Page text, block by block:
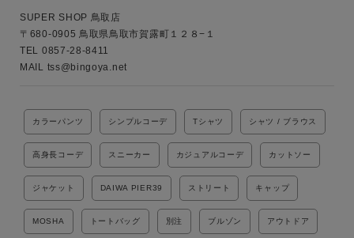
SUPER SHOP 鳥取店
〒680-0905 鳥取県鳥取市賀露町１２８−１
TEL 0857-28-8411
MAIL tss@bingoya.net
カラーパンツ シンプルコーデ Tシャツ シャツ / ブラウス
高身長コーデ スニーカー カジュアルコーデ カットソー
ジャケット DAIWA PIER39 ストリート キャップ
MOSHA トートバッグ 別注 ブルゾン アウトドア